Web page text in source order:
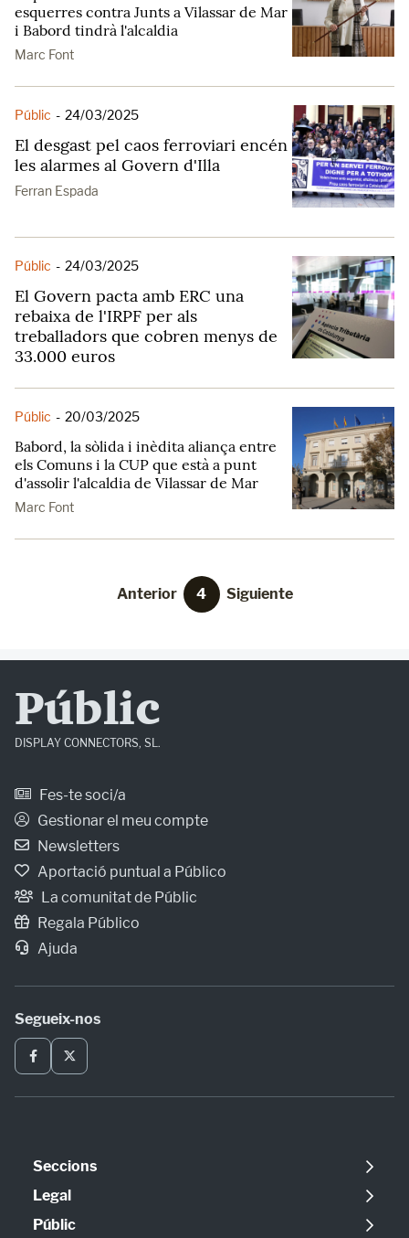
esquerres contra Junts a Vilassar de Mar
i Babord tindrà l'alcaldia
Marc Font
Públic - 24/03/2025
El desgast pel caos ferroviari encén
les alarmes al Govern d'Illa
Ferran Espada
Públic - 24/03/2025
El Govern pacta amb ERC una
rebaixa de l'IRPF per als
treballadors que cobren menys de
33.000 euros
Públic - 20/03/2025
Babord, la sòlida i inèdita aliança entre
els Comuns i la CUP que està a punt
d'assolir l'alcaldia de Vilassar de Mar
Marc Font
Anterior 4 Siguiente
Públic
DISPLAY CONNECTORS, SL.
Fes-te soci/a
Gestionar el meu compte
Newsletters
Aportació puntual a Público
La comunitat de Públic
Regala Público
Ajuda
Segueix-nos
Seccions
Política
Opinió
Legal
Avís legal
Públic